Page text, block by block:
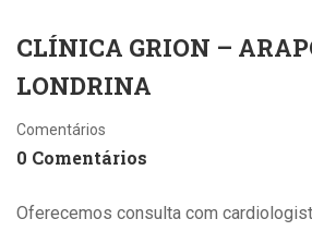
CLÍNICA GRION –
LONDRINA
Comentários
0 Comentários
Oferecemos consulta com